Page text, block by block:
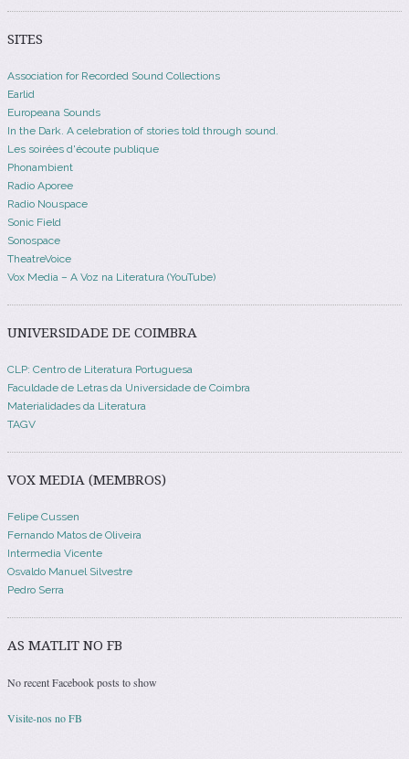
SITES
Association for Recorded Sound Collections
Earlid
Europeana Sounds
In the Dark. A celebration of stories told through sound.
Les soirées d'écoute publique
Phonambient
Radio Aporee
Radio Nouspace
Sonic Field
Sonospace
TheatreVoice
Vox Media – A Voz na Literatura (YouTube)
UNIVERSIDADE DE COIMBRA
CLP: Centro de Literatura Portuguesa
Faculdade de Letras da Universidade de Coimbra
Materialidades da Literatura
TAGV
VOX MEDIA (MEMBROS)
Felipe Cussen
Fernando Matos de Oliveira
Intermedia Vicente
Osvaldo Manuel Silvestre
Pedro Serra
AS MATLIT NO FB
No recent Facebook posts to show
Visite-nos no FB